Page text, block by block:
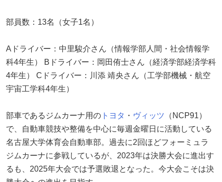
部員数：13名（女子1名）
Aドライバー：中里駿介さん（情報学部人間・社会情報学
科4年生） Bドライバー：岡田侑士さん（経済学部経済学科
4年生） Cドライバー：川添 靖央さん（工学部機械・航空
宇宙工学科4年生）
部車であるジムカーナ用の トヨタ ・ ヴィッツ （NCP91）
で、自動車競技や整備を中心に毎週金曜日に活動している
名古屋大学体育会自動車部。過去に2回ほどフォーミュラ
ジムカーナに参戦しているが、2023年は決勝大会に進出す
るも、2025年大会では予選敗退となった。今大会こそは決